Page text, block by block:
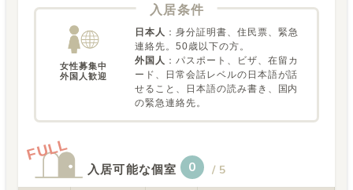
入居条件
女性募集中
外国人歓迎
日本人 ： 身分証明書、住民票、緊急
連絡先。50歳以下の方。
外国人 ： パスポート、ビザ、在留カ
ード、日常会話レベルの日本語が話
せること、日本語の読み書き、国内
の緊急連絡先。
FULL
入居可能な個室 0 / 5